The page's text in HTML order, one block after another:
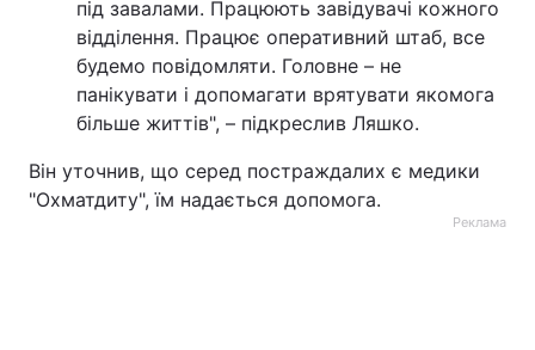
під завалами. Працюють завідувачі кожного
відділення. Працює оперативний штаб, все
будемо повідомляти. Головне – не
панікувати і допомагати врятувати якомога
більше життів", – підкреслив Ляшко.
Він уточнив, що серед постраждалих є медики
"Охматдиту", їм надається допомога.
Реклама